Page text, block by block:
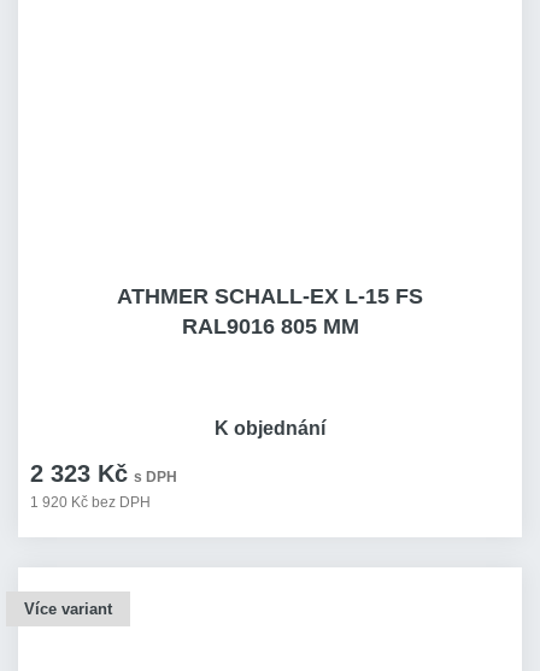
ATHMER SCHALL-EX L-15 FS
RAL9016 805 MM
2 323 Kč s DPH
1 920 Kč bez DPH
K objednání
Více variant